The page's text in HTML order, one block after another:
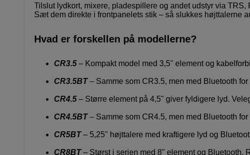
Tilslut lydkort, mixere, pladespillere og andet udstyr via
Sæt dem direkte i frontpanelets stik – så slukkes højttalerne
Hvad er forskellen på modellerne?
CR3.5 – Kompakt model med 3,5" element og
CR3.5BT– Samme som CR3.5, men med Bluetooth
CR4.5 – Større element på 4,5" giver fyldigere lyd.
CR4.5BT– Samme som CR4.5, men med Bluetooth
CR5BT– 5,25" højttalere med kraftigere lyd og
CR8BT– Størst i serien med 8" element og Bluetooth.